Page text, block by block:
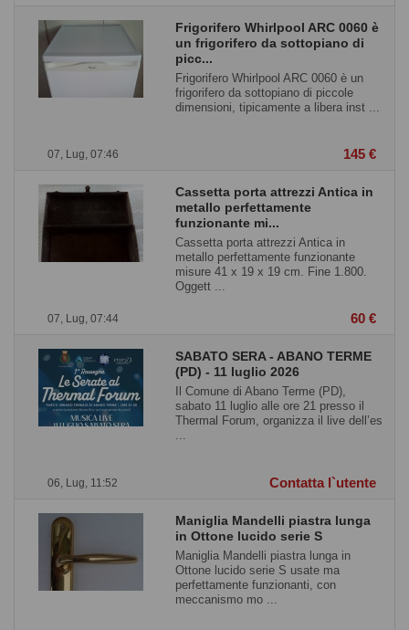
07, Lug, 07:46
Frigorifero Whirlpool ARC 0060 è
un frigorifero da sottopiano di
picc...
Frigorifero Whirlpool ARC 0060 è un
frigorifero da sottopiano di piccole
dimensioni, tipicamente a libera inst ...
145 €
07, Lug, 07:44
Cassetta porta attrezzi Antica in
metallo perfettamente
funzionante mi...
Cassetta porta attrezzi Antica in
metallo perfettamente funzionante
misure 41 x 19 x 19 cm. Fine 1.800.
Oggett ...
60 €
06, Lug, 11:52
SABATO SERA - ABANO TERME
(PD) - 11 luglio 2026
Il Comune di Abano Terme (PD),
sabato 11 luglio alle ore 21 presso il
Thermal Forum, organizza il live dell’es
...
Contatta l`utente
Maniglia Mandelli piastra lunga
in Ottone lucido serie S
Maniglia Mandelli piastra lunga in
Ottone lucido serie S usate ma
perfettamente funzionanti, con
meccanismo mo ...